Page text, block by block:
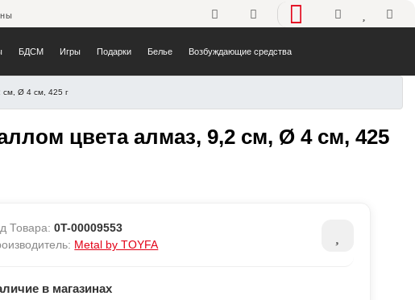
Телефоны
БДСМ Игры Подарки Белье Возбуждающие средства
см, Ø 4 см, 425 г
с кристаллом цвета
цвета алмаз, 9,2 см, Ø 4 см, 425
Товара:0T-00009553
Metal by TOYFA
в магазинах